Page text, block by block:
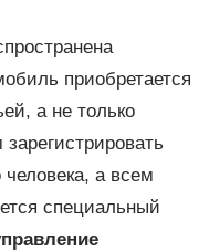
приобретается
а не только
а всем
специальный